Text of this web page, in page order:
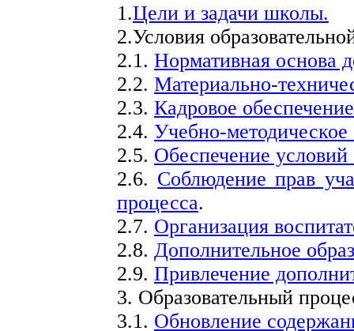
1.Цели и задачи школы.
2.Условия
2.1. Нормативная основа
2.2. Материально-
2.3. Кадровое обеспечение
2.4. Учебно-методическое
2.5. Обеспечение условий
2.6. Соблюдение прав
процесса.
2.7. Организация
2.8. Дополнительное
2.9. Привлечение
3. Образовательный
3.1. Обновление